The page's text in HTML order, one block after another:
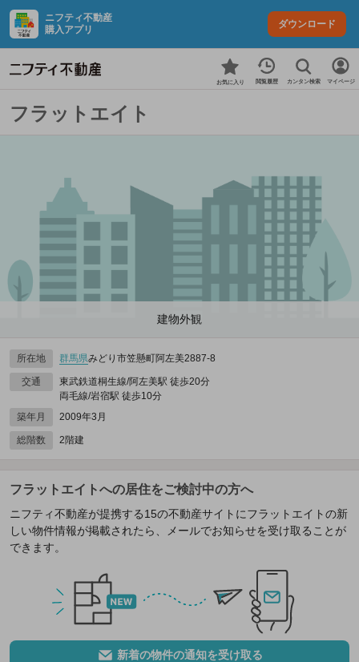
ニフティ不動産
購入アプリ
ダウンロード
お気に入り 閲覧履歴 カンタン検索 マイページ
フラットエイト
建物外観
所在地 群馬県みどり市笠懸町阿左美2887‐8
交通
東武鉄道桐生線/阿左美駅 徒歩20分
両毛線/岩宿駅 徒歩10分
築年月
2009年3月
総階数 2階建
フラットエイトへの居住をご検討中の方へ
ニフティ不動産が提携する15の不動産サイトにフラットエイトの新
しい物件情報が掲載されたら、メールでお知らせを受け取ることが
できます。
新着の物件の通知を受け取る